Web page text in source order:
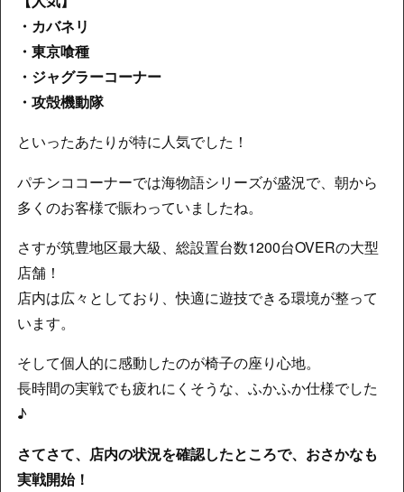
・カバネリ
・東京喰種
・ジャグラーコーナー
・攻殻機動隊
といったあたりが特に人気でした！
パチンココーナーでは海物語シリーズが盛況で、朝から
多くのお客様で賑わっていましたね。
さすが筑豊地区最大級、総設置台数1200台OVERの大型
店舗！
店内は広々としており、快適に遊技できる環境が整って
います。
そして個人的に感動したのが椅子の座り心地。
長時間の実戦でも疲れにくそうな、ふかふか仕様でした
♪
さてさて、店内の状況を確認したところで、おさかなも
実戦開始！